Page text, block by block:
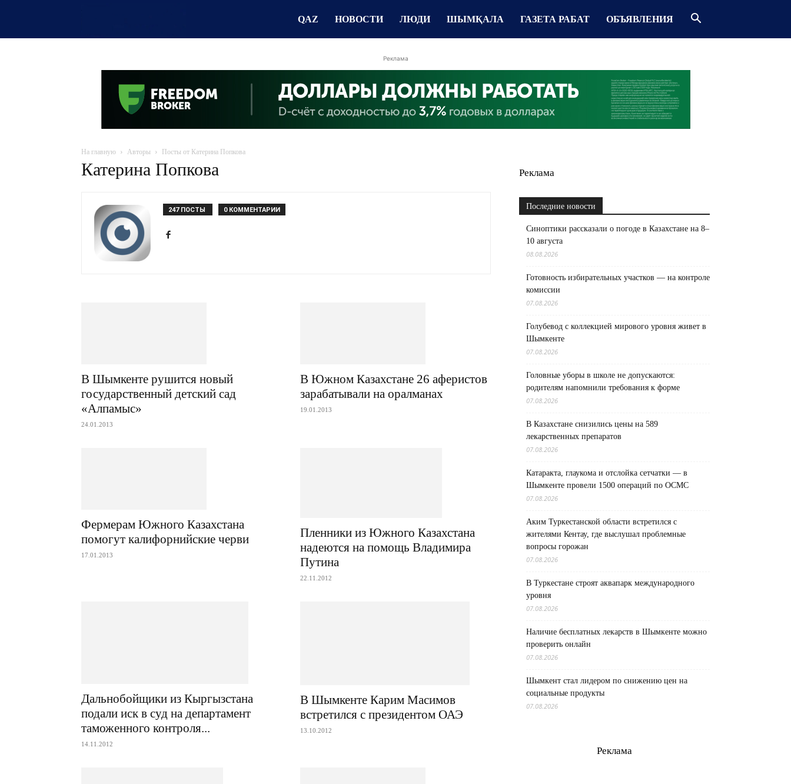
QAZ НОВОСТИ ЛЮДИ ШЫМҚАЛА ГАЗЕТА РАБАТ ОБЪЯВЛЕНИЯ
Реклама
На главную Авторы Посты от Катерина Попкова
Катерина Попкова
247 ПОСТЫ 0 КОММЕНТАРИИ
В Шымкенте рушится новый
государственный детский сад
«Алпамыс»
24.01.2013
В Южном Казахстане 26 аферистов
зарабатывали на оралманах
19.01.2013
Фермерам Южного Казахстана
помогут калифорнийские черви
17.01.2013
Пленники из Южного Казахстана
надеются на помощь Владимира
Путина
22.11.2012
Дальнобойщики из Кыргызстана
подали иск в суд на департамент
таможенного контроля...
14.11.2012
В Шымкенте Карим Масимов
встретился с президентом ОАЭ
13.10.2012
Реклама
Последние новости
Синоптики рассказали о погоде в Казахстане на 8–
10 августа
08.08.2026
Готовность избирательных участков — на контроле
комиссии
07.08.2026
Голубевод с коллекцией мирового уровня живет в
Шымкенте
07.08.2026
Головные уборы в школе не допускаются:
родителям напомнили требования к форме
07.08.2026
В Казахстане снизились цены на 589
лекарственных препаратов
07.08.2026
Катаракта, глаукома и отслойка сетчатки — в
Шымкенте провели 1500 операций по ОСМС
07.08.2026
Аким Туркестанской области встретился с
жителями Кентау, где выслушал проблемные
вопросы горожан
07.08.2026
В Туркестане строят аквапарк международного
уровня
07.08.2026
Наличие бесплатных лекарств в Шымкенте можно
проверить онлайн
07.08.2026
Шымкент стал лидером по снижению цен на
социальные продукты
07.08.2026
Реклама